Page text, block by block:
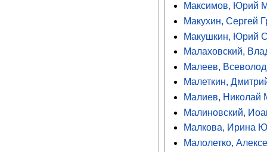
Максимов, Юрий
Макухин, Сергей
Макушкин, Юрий
Малаховский,
Малеев,
Малеткин,
Малиев, Николай
Малиновский,
Малкова, Ирина
Малолетко,